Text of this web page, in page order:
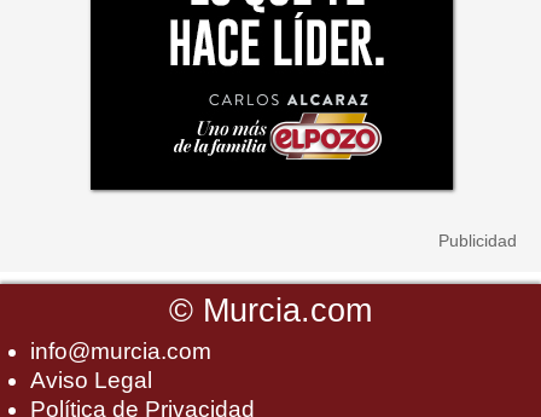
© Murcia.com
info@murcia.com
Aviso Legal
Política de Privacidad